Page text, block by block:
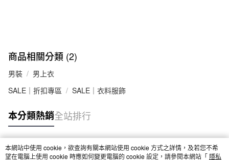
商品相關分類 (2)
男裝
男上衣
SALE｜折扣專區
SALE｜衣料服飾
本分類熱銷全站排行
熱門標籤
本網站中使用 cookie，欲查詢有關本網站使用 cookie 方式之詳情，及若您不希
望在電腦上使用 cookie 時應如何變更電腦的 cookie 設定，請參閱本網站「 隱私